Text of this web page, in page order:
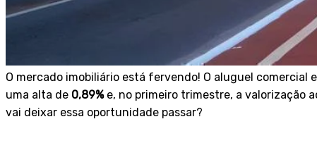
O mercado imobiliário está fervendo! O aluguel comercial
uma alta de 0,89%e, no primeiro trimestre, a valorização
vai deixar essa oportunidade passar?